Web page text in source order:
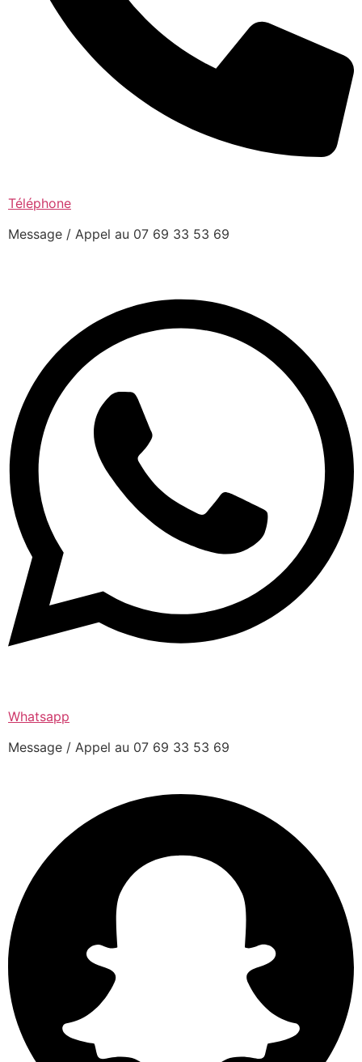
Téléphone
Message / Appel au 07 69 33 53 69
Whatsapp
Message / Appel au 07 69 33 53 69